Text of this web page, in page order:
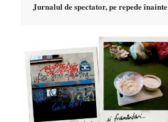
Jurnalul de spectator, pe repede înainte